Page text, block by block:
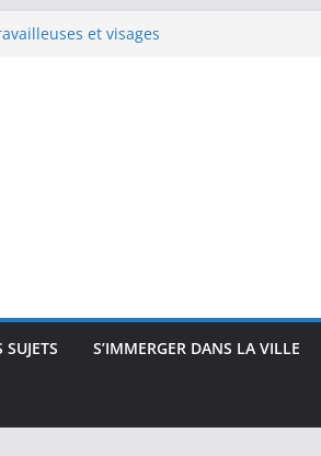
: visages, corps et
modernité et
et présences
corps et
S’IMMERGER DANS LA VILLE